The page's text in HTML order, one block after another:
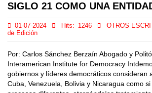
SIGLO 21 COMO UNA
01-07-2024 Hits: 1246 OTROS
de Edición
Por: Carlos Sánchez Berzaín Abogado y
Interamerican Institute for Democracy
gobiernos y líderes democráticos consideran
Cuba, Venezuela, Bolivia y Nicaragua como